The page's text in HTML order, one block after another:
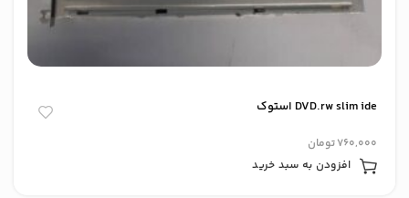
DVD.rw slim ide استوک
760,000تومان
افزودن به سبد خرید